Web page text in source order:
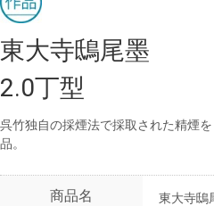
東大寺鴟尾墨
2.0丁型
呉竹独自の採煙法で採取された精煙
品。
商品名 東大寺鴟